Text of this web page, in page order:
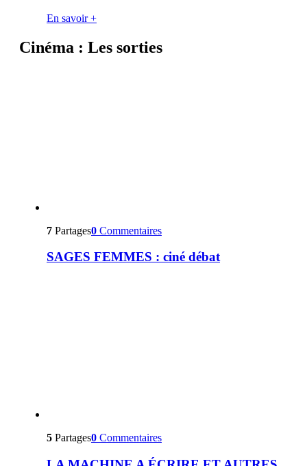
En savoir +
Cinéma : Les sorties
7 Partages0 Commentaires
SAGES FEMMES : ciné débat
5 Partages0 Commentaires